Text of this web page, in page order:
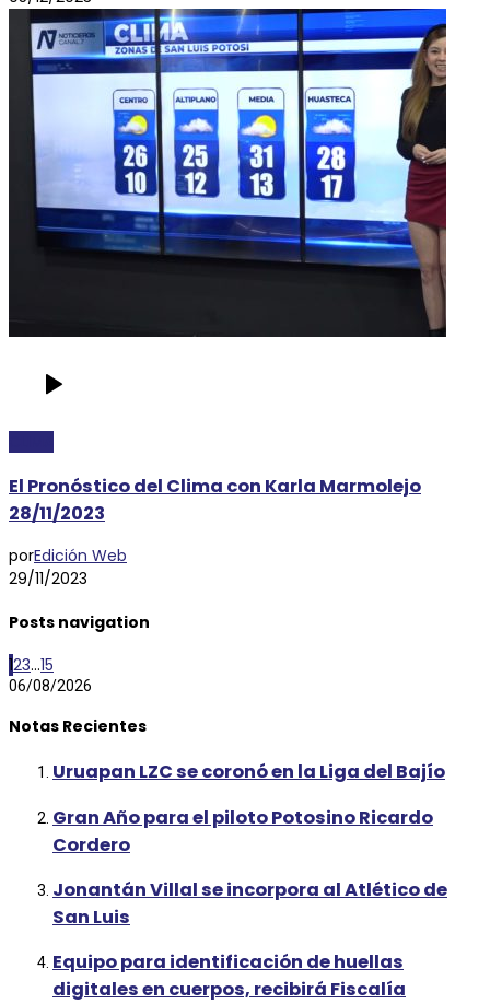
El Pronóstico del Clima con Karla Marmolejo
28/11/2023
porEdición Web
29/11/2023
Posts navigation
123...15
06/08/2026
Notas Recientes
Uruapan LZC se coronó en la Liga del Bajío
Gran Año para el piloto Potosino Ricardo
Cordero
Jonantán Villal se incorpora al Atlético de
San Luis
Equipo para identificación de huellas
digitales en cuerpos, recibirá Fiscalía